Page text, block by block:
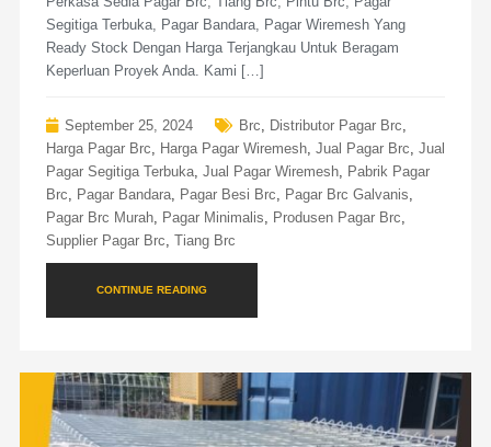
Segitiga Terbuka, Pagar Bandara, Pagar Wiremesh Yang
Ready Stock Dengan Harga Terjangkau Untuk Beragam
Keperluan Proyek Anda. Kami […]
September 25, 2024 Brc, Distributor Pagar Brc,
Harga Pagar Brc, Harga Pagar Wiremesh, Jual Pagar Brc, Jual
Pagar Segitiga Terbuka, Jual Pagar Wiremesh, Pabrik Pagar
Brc, Pagar Bandara, Pagar Besi Brc, Pagar Brc Galvanis,
Pagar Brc Murah, Pagar Minimalis, Produsen Pagar Brc,
Supplier Pagar Brc, Tiang Brc
CONTINUE READING